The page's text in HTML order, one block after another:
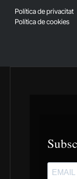
Política de privacitat
Política de cookies